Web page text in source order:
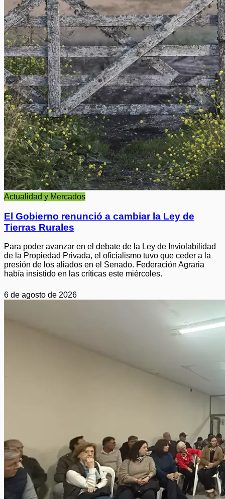
Actualidad y Mercados
El Gobierno renunció a cambiar la Ley de
Tierras Rurales
Para poder avanzar en el debate de la Ley de Inviolabilidad
de la Propiedad Privada, el oficialismo tuvo que ceder a la
presión de los aliados en el Senado. Federación Agraria
había insistido en las críticas este miércoles.
6 de agosto de 2026